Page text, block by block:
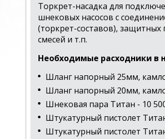
Торкрет-насадка для
шнековых насосов с
(торкрет-составов), защитных
смесей и т.п.
Необходимые расходники в
Шланг напорный 25мм,
Шланг напорный 20мм,
Шнековая пара Титан - 10
Штукатурный пистолет
Штукатурный пистолет